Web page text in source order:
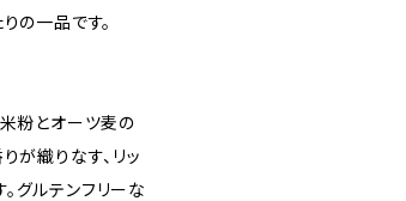
の一品です。
粉とオーツ麦の
が織りなす、リッ
グルテンフリーな